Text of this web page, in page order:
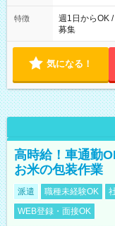
募集は行って
特徴
週1日からOK
募集
気になる！
高時給！車通勤
お米の包装作業
派遣 職種未経験OK
WEB登録・面接OK